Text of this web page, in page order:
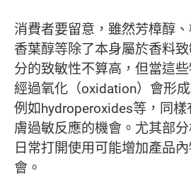
消費者要留意，雖然芳樟醇
香葉醇等除了本身屬於香料
分的致敏性不算高，但當這
經過氧化（oxidation）會形
例如hydroperoxides等，同
膚過敏反應的機會。尤其部
日常打開使用可能增加產品
會。